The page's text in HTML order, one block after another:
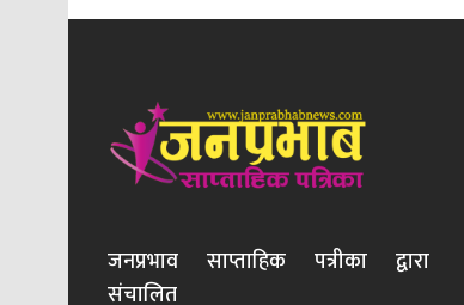
जनप्रभाव साप्ताहिक पत्रीका द्वारा
संचालित